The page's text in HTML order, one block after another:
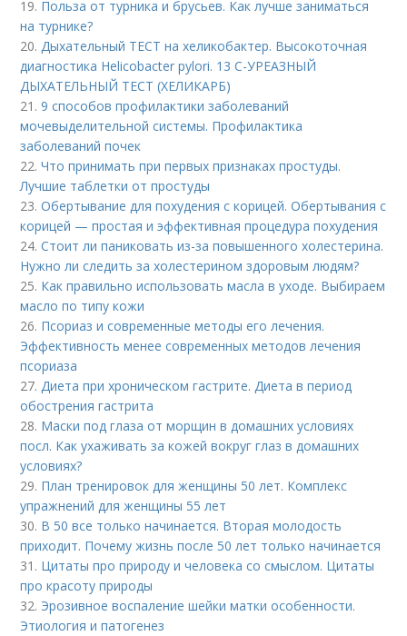
19. Польза от турника и брусьев. Как лучше заниматься
на турнике?
20.Дыхательный ТЕСТ на хеликобактер. Высокоточная
диагностика Helicobacter pylori. 13 C-УРЕАЗНЫЙ
ДЫХАТЕЛЬНЫЙ ТЕСТ (ХЕЛИКАРБ)
21.9 способов профилактики заболеваний
мочевыделительной системы. Профилактика
заболеваний почек
22.Что принимать при первых признаках простуды.
Лучшие таблетки от простуды
23.Обертывание для похудения с корицей. Обертывания с
корицей — простая и эффективная процедура похудения
24.Стоит ли паниковать из-за повышенного холестерина.
Нужно ли следить за холестерином здоровым людям?
25. Как правильно использовать масла в уходе. Выбираем
масло по типу кожи
26. Псориаз и современные методы его лечения.
Эффективность менее современных методов лечения
псориаза
27.Диета при хроническом гастрите. Диета в период
обострения гастрита
28. Маски под глаза от морщин в домашних условиях
посл. Как ухаживать за кожей вокруг глаз в домашних
условиях?
29. План тренировок для женщины 50 лет. Комплекс
упражнений для женщины 55 лет
30. В 50 все только начинается. Вторая молодость
приходит. Почему жизнь после 50 лет только начинается
31. Цитаты про природу и человека со смыслом. Цитаты
про красоту природы
32. Эрозивное воспаление шейки матки особенности.
Этиология и патогенез